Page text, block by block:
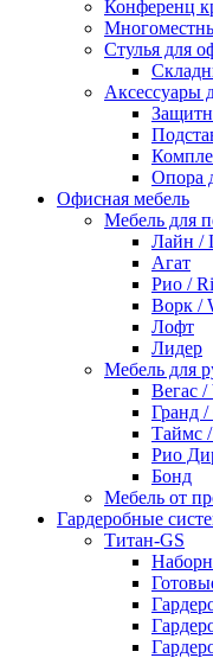
Конференц
Стулья для
Аксессуары
Опора
Офисная мебель
Мебель для
Лайн /
Агат
Рио /
Ворк /
Лофт
Лидер
Мебель для
Вегас /
Гранд /
Таймс
Рио
Бонд
Мебель от
Гардеробные
Титан-GS